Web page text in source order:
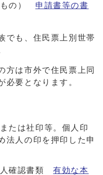
もの） 申請書等の書
でも、住民票上別世帯
方は市外で住民票上同
必要となります。
たは社印等。個人印
法人の印を押印した申
人確認書類有効な本